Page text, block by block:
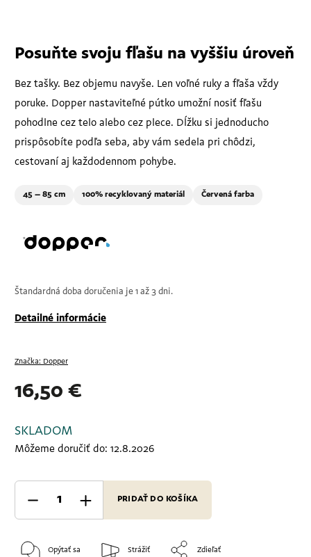
Posuňte svoju fľašu na vyššiu úroveň
Bez tašky. Bez objemu navyše. Len voľné ruky a fľaša vždy
poruke. Dopper nastaviteľné pútko umožní nosiť fľašu
pohodlne cez telo alebo cez plece. Dĺžku si jednoducho
prispôsobíte podľa seba, aby vám sedela pri chôdzi,
cestovaní aj každodennom pohybe.
45 – 85 cm 100% recyklovaný materiál Červená farba
Štandardná doba doručenia je 1 až 3 dni.
Detailné informácie
Značka: Dopper
16,50 €
SKLADOM
Môžeme doručiť do: 12.8.2026
PRIDAŤ DO KOŠÍKA
Opýtať sa Strážiť Zdieľať